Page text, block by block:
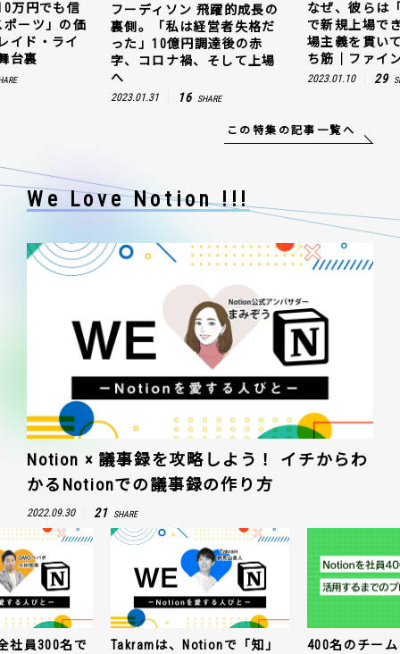
万円でも信
ーツ」の価
イド・ライ
台裏
フーディソン 飛躍的成長の
裏側。「私は経営者失格だ
った」10億円調達後の赤
字、コロナ禍、そして上場
へ
2023.01.31 16 SHARE
なぜ、彼らは
で新規上場で
場主義を貫い
ち筋｜ファイ
2023.01.10 29
この特集の記事一覧へ
We Love Notion !!!
Notion × 議事録を攻略しよう！ イチからわ
かるNotionでの議事録の作り方
2022.09.30 21 SHARE
社員300名で
Takramは、Notionで「知」
400名のチー